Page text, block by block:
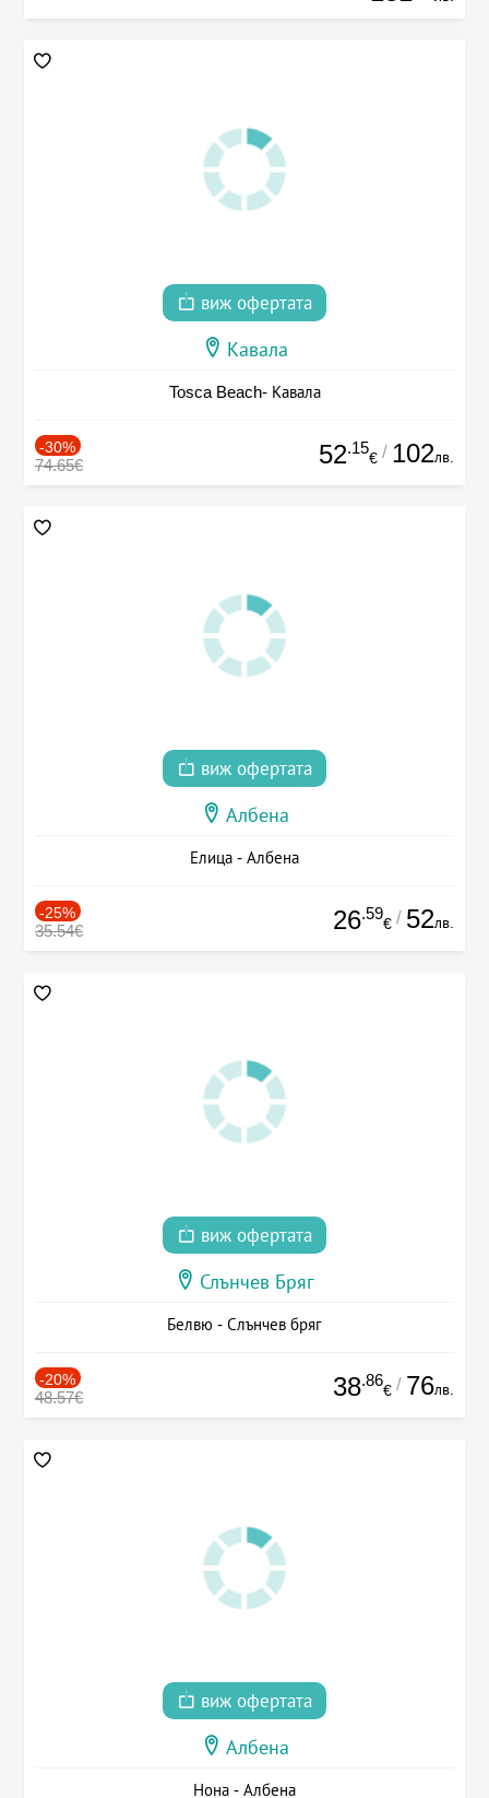
виж офертата
Кавала
Tosca Beach- Кавала
-30%
74.65€ 52.15
€ / 102лв.
виж офертата
Албена
Елица - Албена
-25%
35.54€ 26.59
€ / 52лв.
виж офертата
Слънчев Бряг
Белвю - Слънчев бряг
-20%
48.57€ 38.86
€ / 76лв.
виж офертата
Албена
Нона - Албена